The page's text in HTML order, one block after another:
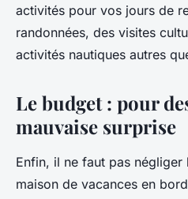
activités pour vos jours de
randonnées, des visites
activités nautiques autres
Le budget : pour
mauvaise surprise
Enfin, il ne faut pas
maison de vacances en